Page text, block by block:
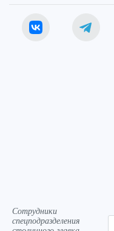
Сотрудники
спецподразделения